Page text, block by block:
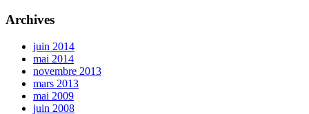
Archives
juin 2014
mai 2014
novembre 2013
mars 2013
mai 2009
juin 2008